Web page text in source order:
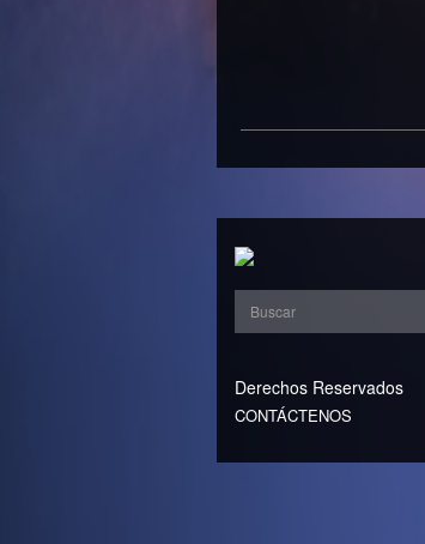
Derechos Reservados
CONTÁCTENOS